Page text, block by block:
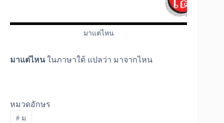
มาแต่ไหน
มาแต่ไหนในภาษาใต้ แปลว่า มาจากไหน
หมวดอักษร
#ม